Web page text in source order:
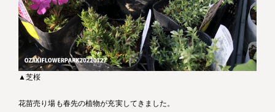
▲芝桜
花苗売り場も春先の植物が充実してきました。